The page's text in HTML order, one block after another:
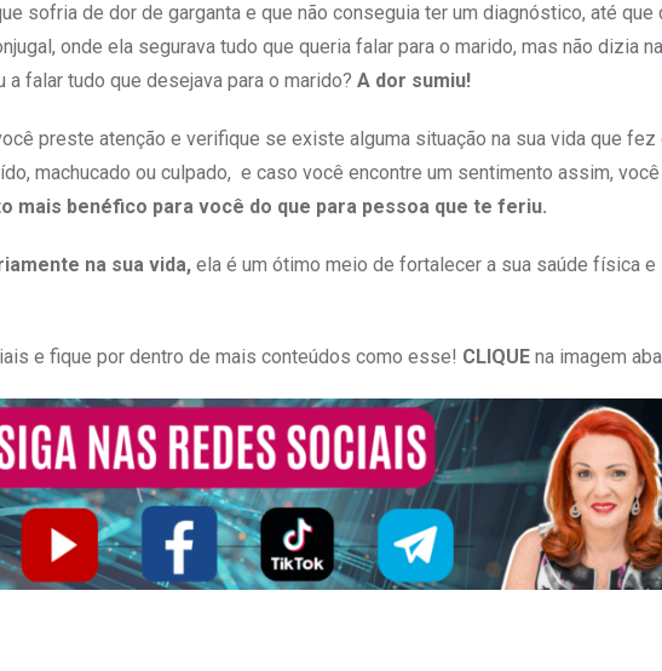
sofria de dor de garganta e que não conseguia ter um diagnóstico, até que
onde ela segurava tudo que queria falar para o marido, mas não dizia
falar tudo que desejava para o marido? A dor sumiu!
preste atenção e verifique se existe alguma situação na sua vida que fez
machucado ou culpado, e caso você encontre um sentimento assim,
mais benéfico para você do que para pessoa que te feriu.
na sua vida, ela é um ótimo meio de fortalecer a sua saúde física e
e fique por dentro de mais conteúdos como esse! CLIQUE na imagem